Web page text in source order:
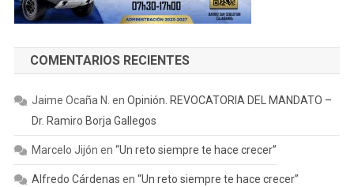
COMENTARIOS RECIENTES
Jaime Ocaña N. en Opinión. REVOCATORIA DEL MANDATO –
Dr. Ramiro Borja Gallegos
Marcelo Jijón en “Un reto siempre te hace crecer”
Alfredo Cárdenas en “Un reto siempre te hace crecer”